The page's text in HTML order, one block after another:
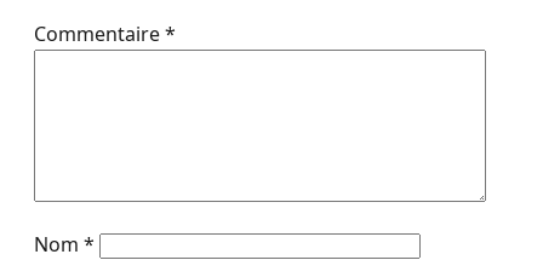
Commentaire*
Nom *